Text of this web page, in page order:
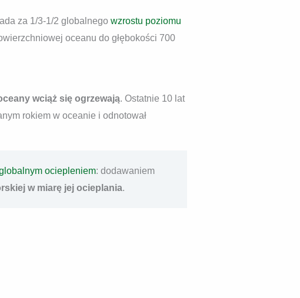
za 1/3-1/2 globalnego wzrostu poziomu
oceanu do głębokości 700
wciąż się ogrzewają. Ostatnie 10 lat
rokiem w oceanie i odnotował
ociepleniem: dodawaniem
w miarę jej ocieplania.